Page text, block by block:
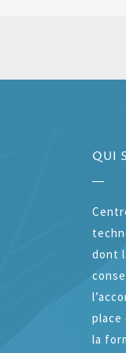
QUI
dont
place
la